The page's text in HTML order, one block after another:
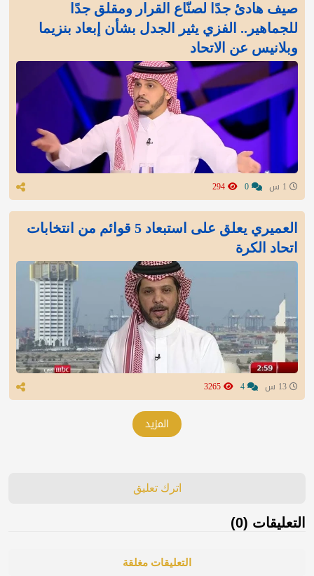
صيف هادئ جدًا لصنّاع القرار ومقلق جدًا
للجماهير.. الفزي يثير الجدل بشأن إبعاد بنزيما
وبلانيس عن الاتحاد
العميري يعلق على استبعاد 5 قوائم من انتخابات
اتحاد الكرة
المزيد
اترك تعليق
التعليقات (0)
التعليقات مغلقة